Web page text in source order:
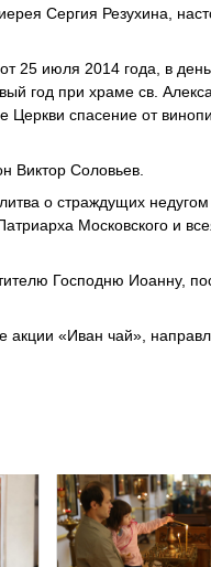
Сергия Резухина,
июля 2014 года, в день
год при храме св.
спасение от
Виктор Соловьев.
о страждущих
Московского и
Господню Иоанну,
«Иван чай»,